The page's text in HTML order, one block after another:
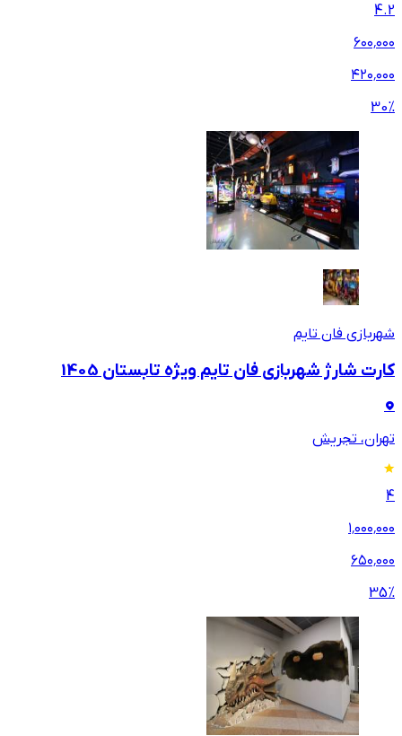
4.2
۶۰۰٬۰۰۰
۴۲۰٬۰۰۰
30%
شهربازی فان تایم
کارت شارژ شهربازی فان تایم ویژه تابستان 1405
تهران، تجریش
4
۱٬۰۰۰٬۰۰۰
۶۵۰٬۰۰۰
35%